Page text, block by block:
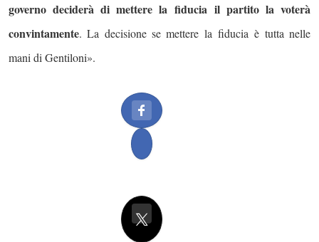
governo deciderà di mettere la fiducia il partito la voterà
convintamente. La decisione se mettere la fiducia è tutta nelle
mani di Gentiloni».